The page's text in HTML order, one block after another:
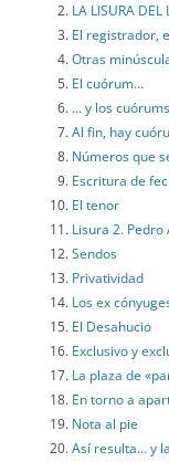
LA LISURA DEL
El registrador,
Otras
El cuórum…
… y los cuórums
Al fin, hay
Números que
Escritura de
El tenor
Lisura 2.
Sendos
Privatividad
Los ex
El Desahucio
Exclusivo y
La plaza de
En torno a
Nota al pie
Así resulta… y